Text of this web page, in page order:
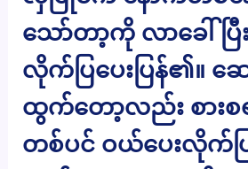
သော်တာ့ကို လာခေါ်ပြီ
လိုက်ပြပေးပြန်၏။ ဆေ
ထွက်တော့လည်း စား
တစ်ပင် ဝယ်ပေးလိုက်